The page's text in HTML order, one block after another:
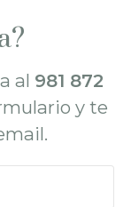
al 981 872
y te